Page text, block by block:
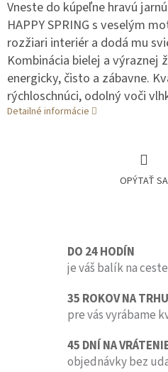
Vneste do kúpeľne hravú
HAPPY SPRING s veselým
rozžiari interiér a dodá mu
Kombinácia bielej a výraznej
energicky, čisto a zábavne.
rýchloschnúci, odolný voči
Detailné informácie
OPÝTAŤ SA
DO 24 HODÍN
je váš balík na
35 ROKOV NA TRHU
pre vás vyrábame
45 DNÍ NA
objednávky bez